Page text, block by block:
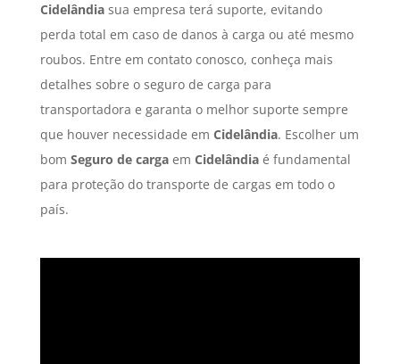
Cidelândiasua empresa terá suporte, evitando
perda total em caso de danos à carga ou até mesmo
roubos. Entre em contato conosco, conheça mais
detalhes sobre o seguro de carga para
transportadora e garanta o melhor suporte sempre
que houver necessidade em Cidelândia. Escolher um
bom Seguro de cargaem Cidelândiaé fundamental
para proteção do transporte de cargas em todo o
país.